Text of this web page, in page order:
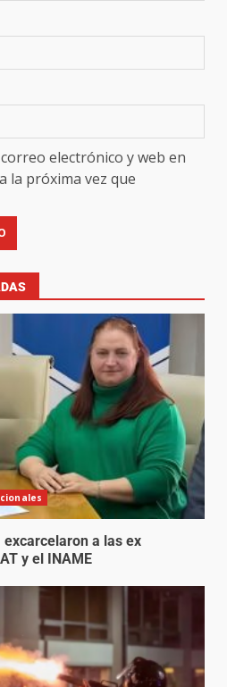
electrónico y web en
la próxima vez que
a las ex
y el INAME